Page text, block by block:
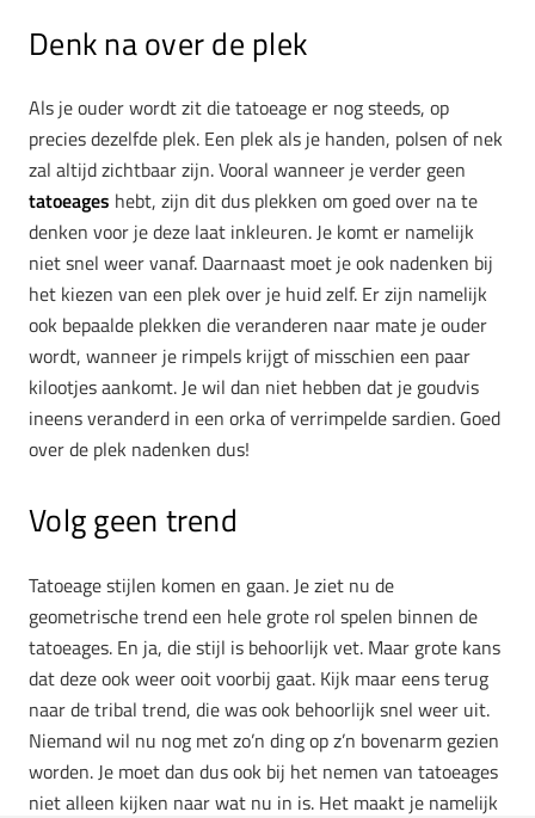
Denk na over de plek
Als je ouder wordt zit die tatoeage er nog steeds, op
precies dezelfde plek. Een plek als je handen, polsen of nek
zal altijd zichtbaar zijn. Vooral wanneer je verder geen
tatoeages hebt, zijn dit dus plekken om goed over na te
denken voor je deze laat inkleuren. Je komt er namelijk
niet snel weer vanaf. Daarnaast moet je ook nadenken bij
het kiezen van een plek over je huid zelf. Er zijn namelijk
ook bepaalde plekken die veranderen naar mate je ouder
wordt, wanneer je rimpels krijgt of misschien een paar
kilootjes aankomt. Je wil dan niet hebben dat je goudvis
ineens veranderd in een orka of verrimpelde sardien. Goed
over de plek nadenken dus!
Volg geen trend
Tatoeage stijlen komen en gaan. Je ziet nu de
geometrische trend een hele grote rol spelen binnen de
tatoeages. En ja, die stijl is behoorlijk vet. Maar grote kans
dat deze ook weer ooit voorbij gaat. Kijk maar eens terug
naar de tribal trend, die was ook behoorlijk snel weer uit.
Niemand wil nu nog met zo’n ding op z’n bovenarm gezien
worden. Je moet dan dus ook bij het nemen van tatoeages
niet alleen kijken naar wat nu in is. Het maakt je namelijk